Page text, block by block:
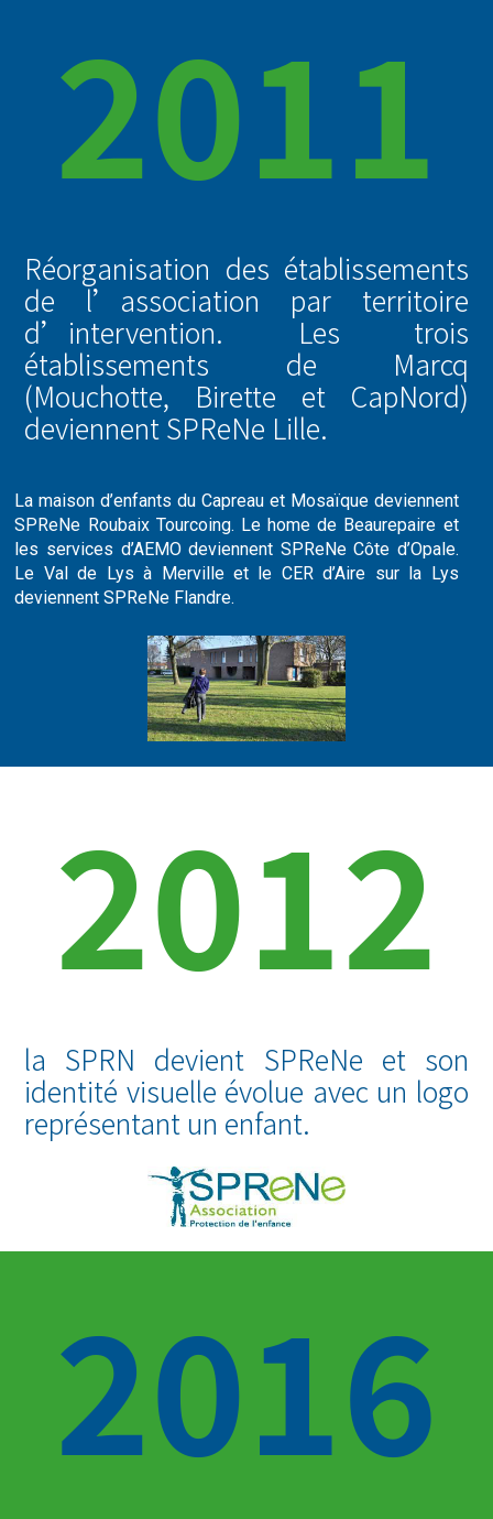
2011
Réorganisation des établissements
de l’association par territoire
d’intervention. Les trois
établissements de Marcq
(Mouchotte, Birette et CapNord)
deviennent SPReNe Lille.
La maison d’enfants du Capreau et Mosaïque deviennent
SPReNe Roubaix Tourcoing. Le home de Beaurepaire et
les services d’AEMO deviennent SPReNe Côte d’Opale.
Le Val de Lys à Merville et le CER d’Aire sur la Lys
deviennent SPReNe Flandre.
2012
la SPRN devient SPReNe et son
identité visuelle évolue avec un logo
représentant un enfant.
2016